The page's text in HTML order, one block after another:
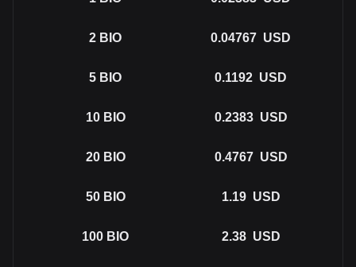
2 BIO 0.04767 USD
5 BIO 0.1192 USD
10 BIO 0.2383 USD
20 BIO 0.4767 USD
50 BIO 1.19 USD
100 BIO 2.38 USD